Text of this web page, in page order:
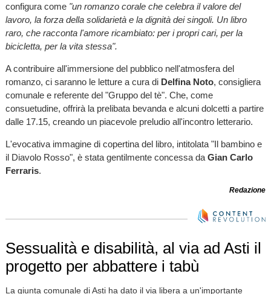
configura come"un romanzo corale che celebra il valore del
lavoro, la forza della solidarietà e la dignità dei singoli. Un libro
raro, che racconta l'amore ricambiato: per i propri cari, per la
bicicletta, per la vita stessa".
A contribuire all'immersione del pubblico nell'atmosfera del
romanzo, ci saranno le letture a cura di Delfina Noto, consigliera
comunale e referente del "Gruppo del tè". Che, come
consuetudine, offrirà la prelibata bevanda e alcuni dolcetti a partire
dalle 17.15, creando un piacevole preludio all'incontro letterario.
L'evocativa immagine di copertina del libro, intitolata "Il bambino e
il Diavolo Rosso", è stata gentilmente concessa da Gian Carlo
Ferraris.
Redazione
Sessualità e disabilità, al via ad Asti il
progetto per abbattere i tabù
La giunta comunale di Asti ha dato il via libera a un'importante